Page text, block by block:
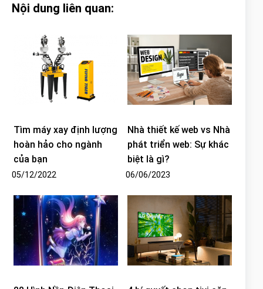
Nội dung liên quan:
Tìm máy xay định lượng
hoàn hảo cho ngành
của bạn
05/12/2022
Nhà thiết kế web vs Nhà
phát triển web: Sự khác
biệt là gì?
06/06/2023